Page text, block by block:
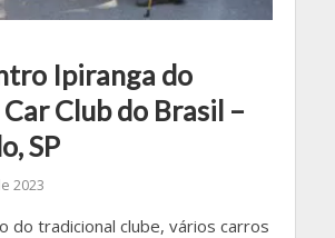
Ipiranga do
Club do Brasil –
SP
2023
do tradicional clube, vários carros